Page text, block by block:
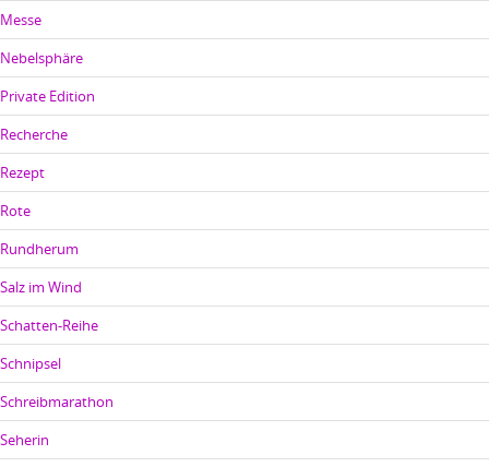
Messe
Nebelsphäre
Private Edition
Recherche
Rezept
Rote
Rundherum
Salz im Wind
Schatten-Reihe
Schnipsel
Schreibmarathon
Seherin